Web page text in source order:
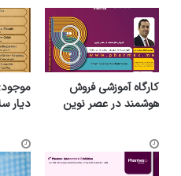
کارگاه آموزشی فروش
هوشمند در عصر نوین
دیار